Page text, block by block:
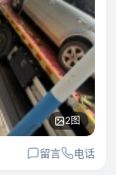
2图
留言 电话